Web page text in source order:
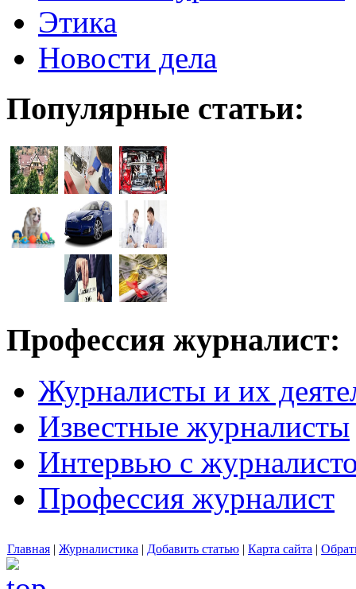
Этика
Новости дела
Популярные статьи:
Профессия журналист:
Журналисты и их
Известные журналисты
Интервью с
Профессия журналист
Главная | Журналистика | Добавить статью | Карта сайта |